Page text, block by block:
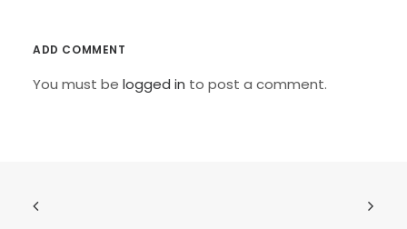
ADD COMMENT
You must be logged in to post a comment.